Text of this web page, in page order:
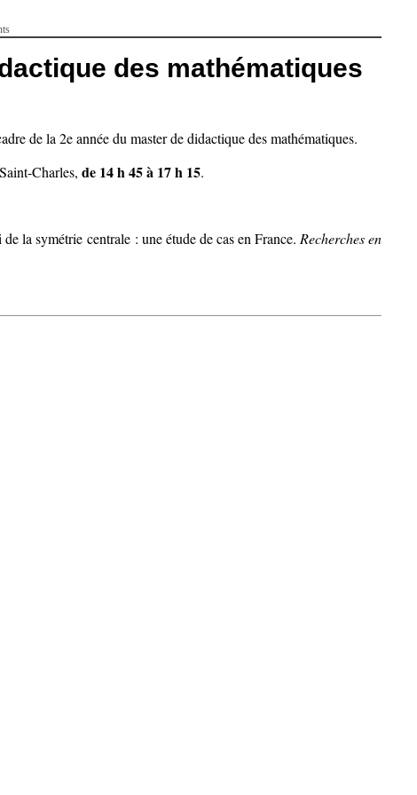
des mathématiques
de la 2e année du master de didactique des mathématiques.
Charles,de 14 h 45 à 17 h 15.
la symétrie centrale : une étude de cas en France. Recherches en